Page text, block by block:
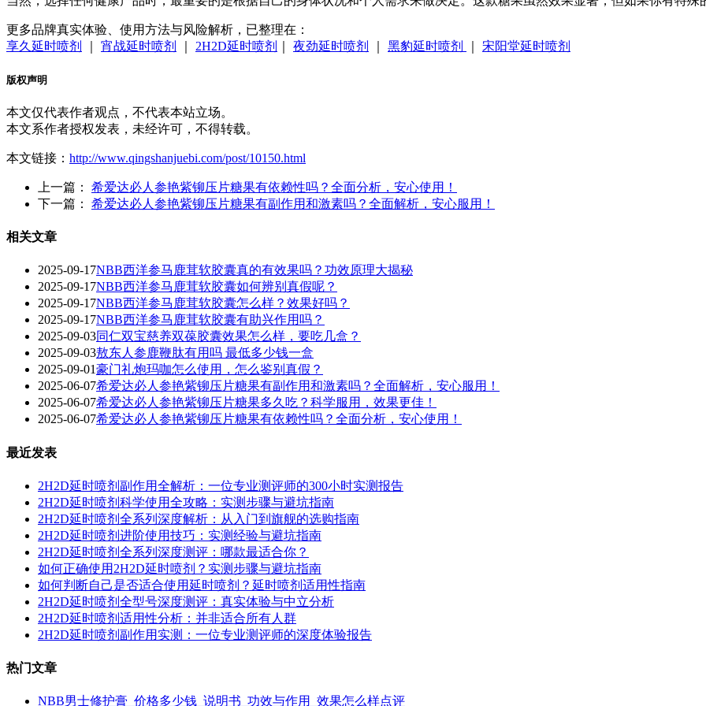
更多品牌真实体验、使用方法与风险解析，已整理在：
享久延时喷剂
宵战延时喷剂 2H2D延时喷剂 夜劲延时喷剂 黑豹延时喷剂 宋阳堂延时喷剂
版权声明
本文仅代表作者观点，不代表本站立场。
本文系作者授权发表，未经许可，不得转载。
本文链接： http://www.qingshanjuebi.com/post/10150.html
上一篇： 希爱达必人参艳紫铆压片糖果有依赖性吗？全面分析，安心使用！
下一篇： 希爱达必人参艳紫铆压片糖果有副作用和激素吗？全面解析，安心服用！
相关文章
2025-09-17NBB西洋参马鹿茸软胶囊真的有效果吗？功效原理大揭秘
2025-09-17NBB西洋参马鹿茸软胶囊如何辨别真假呢？
2025-09-17‌NBB西洋参马鹿茸软胶囊怎么样？效果好吗？‌
2025-09-17NBB西洋参马鹿茸软胶囊有助兴作用吗？
2025-09-03同仁双宝慈养双葆胶囊效果怎么样，要吃几盒？
2025-09-03敖东人参鹿鞭肽有用吗 最低多少钱一盒
2025-09-01豪门礼炮玛咖怎么使用，怎么鉴别真假？
2025-06-07希爱达必人参艳紫铆压片糖果有副作用和激素吗？全面解析，安心服用！
2025-06-07希爱达必人参艳紫铆压片糖果多久吃？科学服用，效果更佳！
2025-06-07希爱达必人参艳紫铆压片糖果有依赖性吗？全面分析，安心使用！
最近发表
2H2D延时喷剂副作用全解析：一位专业测评师的300小时实测报告
2H2D延时喷剂科学使用全攻略：实测步骤与避坑指南
2H2D延时喷剂全系列深度解析：从入门到旗舰的选购指南
2H2D延时喷剂进阶使用技巧：实测经验与避坑指南
2H2D延时喷剂全系列深度测评：哪款最适合你？
如何正确使用2H2D延时喷剂？实测步骤与避坑指南
如何判断自己是否适合使用延时喷剂？延时喷剂适用性指南
2H2D延时喷剂全型号深度测评：真实体验与中立分析
2H2D延时喷剂适用性分析：并非适合所有人群
2H2D延时喷剂副作用实测：一位专业测评师的深度体验报告
热门文章
NBB男士修护膏_价格多少钱_说明书_功效与作用_效果怎么样点评